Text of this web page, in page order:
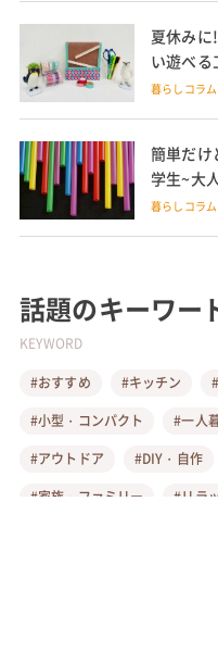
夏休みに
い遊べる
暮らしコラム
簡単だけ
学生~大
暮らしコラム
話題のキーワー
KEYWORD
#おすすめ
#キッチン
#小型・コンパクト
#一人
#アウトドア
#DIY・自作
#家族・ファミリー
#リラ